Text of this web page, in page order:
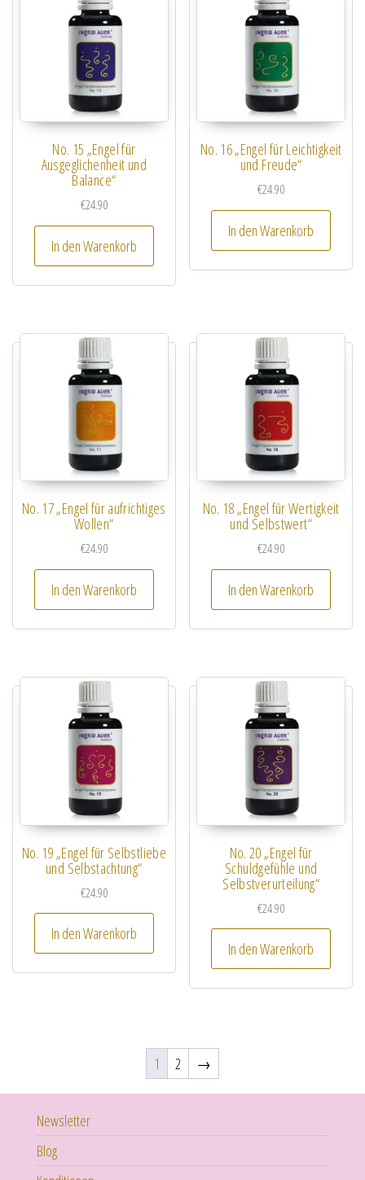
No. 15 „Engel für
Ausgeglichenheit und
Balance“
€24.90
In den Warenkorb
No. 16 „Engel für Leichtigkeit
und Freude“
€24.90
In den Warenkorb
No. 17 „Engel für aufrichtiges
Wollen“
€24.90
In den Warenkorb
No. 18 „Engel für Wertigkeit
und Selbstwert“
€24.90
In den Warenkorb
No. 19 „Engel für Selbstliebe
und Selbstachtung“
€24.90
In den Warenkorb
No. 20 „Engel für
Schuldgefühle und
Selbstverurteilung“
€24.90
In den Warenkorb
1 2 →
Newsletter
Blog